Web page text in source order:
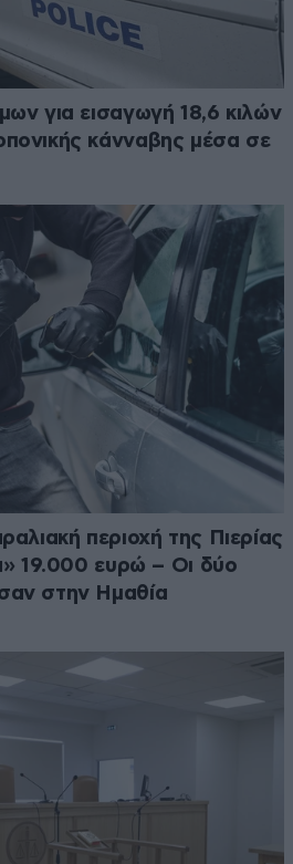
για εισαγωγή 18,6 κιλών
κάνναβης μέσα σε
περιοχή της Πιερίας
19.000 ευρώ – Οι δύο
στην Ημαθία